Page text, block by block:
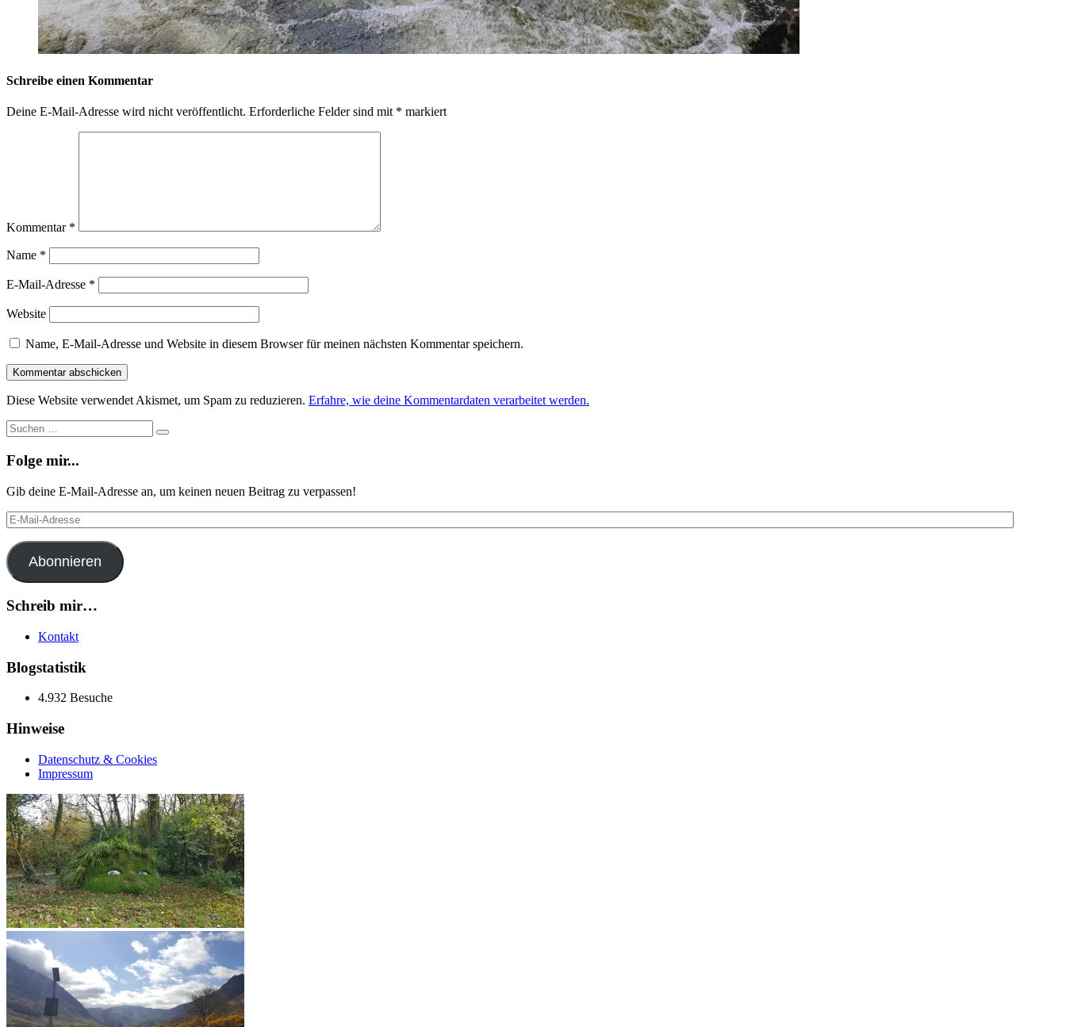
Schreibe einen Kommentar
Deine E-Mail-Adresse wird nicht veröffentlicht. Erforderliche Felder sind mit * markiert
Kommentar *
Name *
E-Mail-Adresse *
Website
Name, E-Mail-Adresse und Website in diesem Browser für meinen nächsten Kommentar speichern.
Diese Website verwendet Akismet, um Spam zu reduzieren. Erfahre, wie deine Kommentardaten verarbeitet werden.
Suche
Suchen
Folge mir...
Gib deine E-Mail-Adresse an, um keinen neuen Beitrag zu verpassen!
E-
Mail-
Adresse
Abonnieren
Schreib mir…
Kontakt
Blogstatistik
4.932 Besuche
Hinweise
Datenschutz & Cookies
Impressum